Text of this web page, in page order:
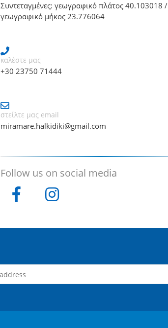
Συντεταγμένες: γεωγραφικό πλάτος 40.103018 /
γεωγραφικό μήκος 23.776064
καλέστε μας
+30 23750 71444
στείλτε μας email
miramare.halkidiki@gmail.com
Follow us on social media